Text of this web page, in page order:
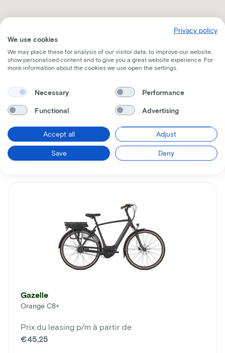
Recevez toutes les informations par mail
Vélos similaires
Gazelle
Orange C8+
Prix du leasing p/m à partir de
€45,25
Privacy policy
We use cookies
We may place these for analysis of our visitor data, to improve our website,
show personalised content and to give you a great website experience. For
more information about the cookies we use open the settings.
Necessary Performance
Functional Advertising
Accept all Adjust
Save Deny